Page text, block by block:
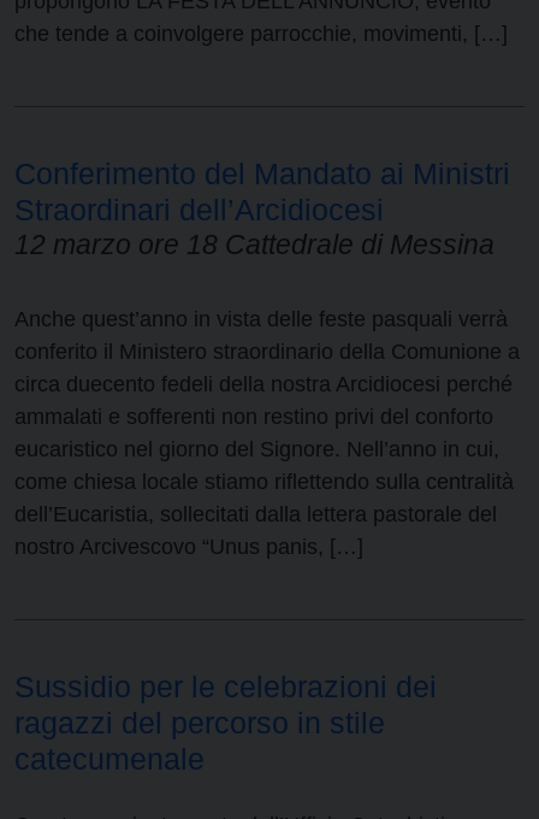
che tende a coinvolgere parrocchie, movimenti, […]
Conferimento del Mandato ai Ministri
Straordinari dell’Arcidiocesi
12 marzo ore 18 Cattedrale di Messina
Anche quest’anno in vista delle feste pasquali verrà
conferito il Ministero straordinario della Comunione a
circa duecento fedeli della nostra Arcidiocesi perché
ammalati e sofferenti non restino privi del conforto
eucaristico nel giorno del Signore. Nell’anno in cui,
come chiesa locale stiamo riflettendo sulla centralità
dell’Eucaristia, sollecitati dalla lettera pastorale del
nostro Arcivescovo “Unus panis, […]
Sussidio per le celebrazioni dei
ragazzi del percorso in stile
catecumenale